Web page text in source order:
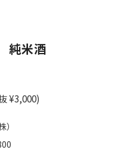
純米酒
¥3,000)